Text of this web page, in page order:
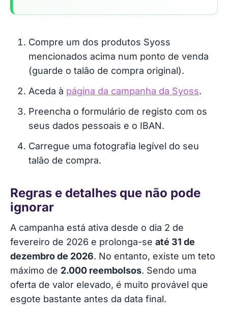
Compre um dos produtos Syoss
mencionados acima num ponto de venda
(guarde o talão de compra original).
Aceda à página da campanha da Syoss.
Preencha o formulário de registo com os
seus dados pessoais e o IBAN.
Carregue uma fotografia legível do seu
talão de compra.
Regras e detalhes que não pode
ignorar
A campanha está ativa desde o dia 2 de
fevereiro de 2026 e prolonga-se até 31 de
dezembro de 2026. No entanto, existe um teto
máximo de 2.000 reembolsos. Sendo uma
oferta de valor elevado, é muito provável que
esgote bastante antes da data final.